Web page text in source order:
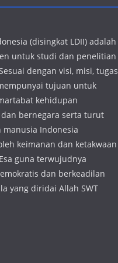
(disingkat LDII) adalah
untuk studi dan penelitian
dengan visi, misi, tugas
tujuan untuk
kehidupan
bernegara serta turut
Indonesia
keimanan dan ketakwaan
guna terwujudnya
dan berkeadilan
yang diridai Allah SWT